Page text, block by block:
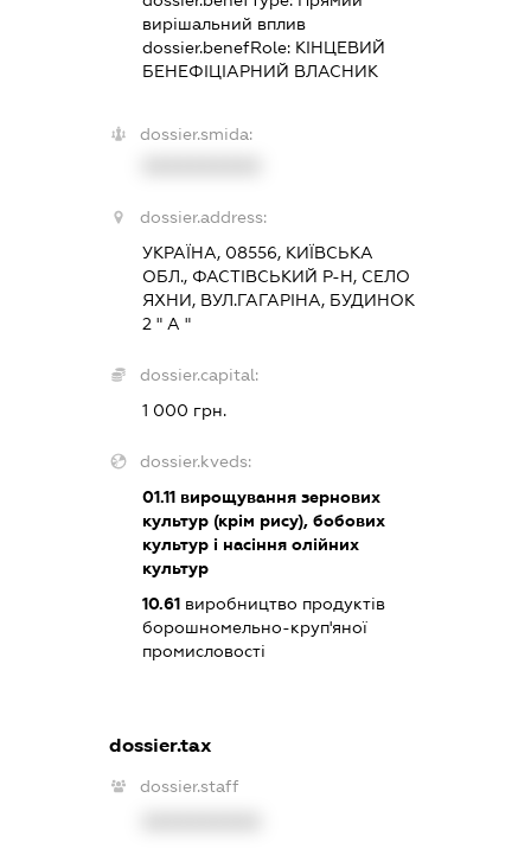
вирішальний вплив
dossier.benefRole: КІНЦЕВИЙ
БЕНЕФІЦІАРНИЙ ВЛАСНИК
dossier.smida:
dossier.address:
УКРАЇНА, 08556, КИЇВСЬКА
ОБЛ., ФАСТІВСЬКИЙ Р-Н, СЕЛО
ЯХНИ, ВУЛ.ГАГАРІНА, БУДИНОК
2 " А "
dossier.capital:
1 000 грн.
dossier.kveds:
01.11 вирощування зернових
культур (крім рису), бобових
культур і насіння олійних
культур
10.61 виробництво продуктів
борошномельно-круп'яної
промисловості
dossier.tax
dossier.staff